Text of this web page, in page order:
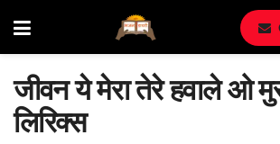
जीवन ये मेरा तेरे हवाले ओ
लिरिक्स